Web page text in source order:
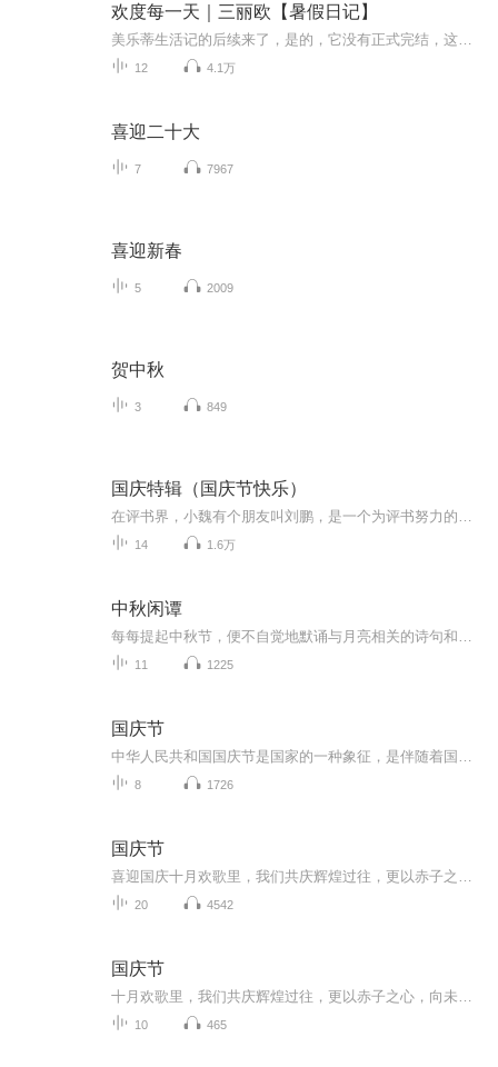
欢度每一天｜三丽欧【暑假日记】
12 4.1万
喜迎二十大
7 7967
喜迎新春
5 2009
贺中秋
3 849
国庆特辑（国庆节快乐）
14 1.6万
中秋闲谭
11 1225
国庆节
8 1726
国庆节
20 4542
国庆节
10 465